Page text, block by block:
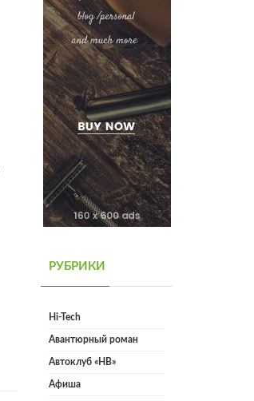
РУБРИКИ
Hi-Tech
Авантюрный роман
Автоклуб «НВ»
Афиша